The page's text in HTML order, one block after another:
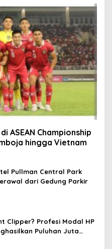
ASEAN Championship
hingga Vietnam
Pullman Central Park
dari Gedung Parkir
Clipper? Profesi Modal HP
Puluhan Juta